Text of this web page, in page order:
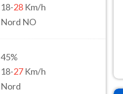
18-28 Km/h
Nord NO
45%
18-27 Km/h
Nord